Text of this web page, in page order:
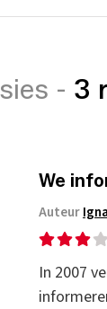
- 3
We
Auteur
In 2007